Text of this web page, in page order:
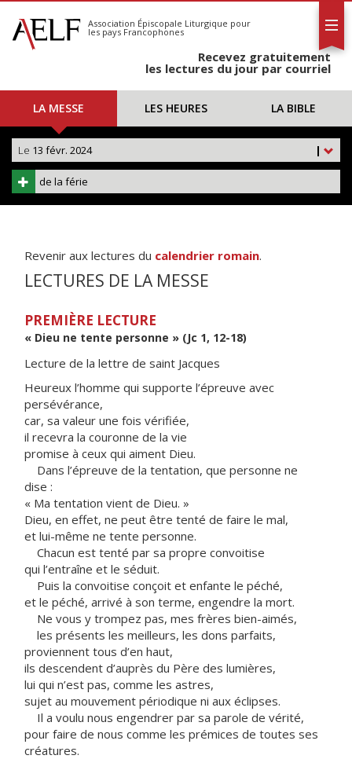
S'abonner
Calendrier
Association Épiscopale Liturgique pour
les pays Francophones
Recevez gratuitement
les lectures du jour par courriel
LA MESSE LES HEURES LA BIBLE
|
Le 13 févr. 2024
de la férie
Revenir aux lectures du calendrier romain.
LECTURES DE LA MESSE
PREMIÈRE LECTURE
« Dieu ne tente personne » (Jc 1, 12-18)
Lecture de la lettre de saint Jacques
Heureux l’homme qui supporte l’épreuve avec
persévérance,
car, sa valeur une fois vérifiée,
il recevra la couronne de la vie
promise à ceux qui aiment Dieu.
Dans l’épreuve de la tentation, que personne ne
dise :
« Ma tentation vient de Dieu. »
Dieu, en effet, ne peut être tenté de faire le mal,
et lui-même ne tente personne.
Chacun est tenté par sa propre convoitise
qui l’entraîne et le séduit.
Puis la convoitise conçoit et enfante le péché,
et le péché, arrivé à son terme, engendre la mort.
Ne vous y trompez pas, mes frères bien-aimés,
les présents les meilleurs, les dons parfaits,
proviennent tous d’en haut,
ils descendent d’auprès du Père des lumières,
lui qui n’est pas, comme les astres,
sujet au mouvement périodique ni aux éclipses.
Il a voulu nous engendrer par sa parole de vérité,
pour faire de nous comme les prémices de toutes ses
créatures.